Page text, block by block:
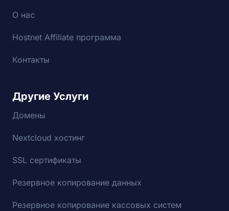
О нас
Hostnet Affiliate программа
Контакты
Другие Услуги
Домены
Nextcloud хостинг
SSL сертификаты
Резервное копирование данных
Резервное копирование кассовых систем